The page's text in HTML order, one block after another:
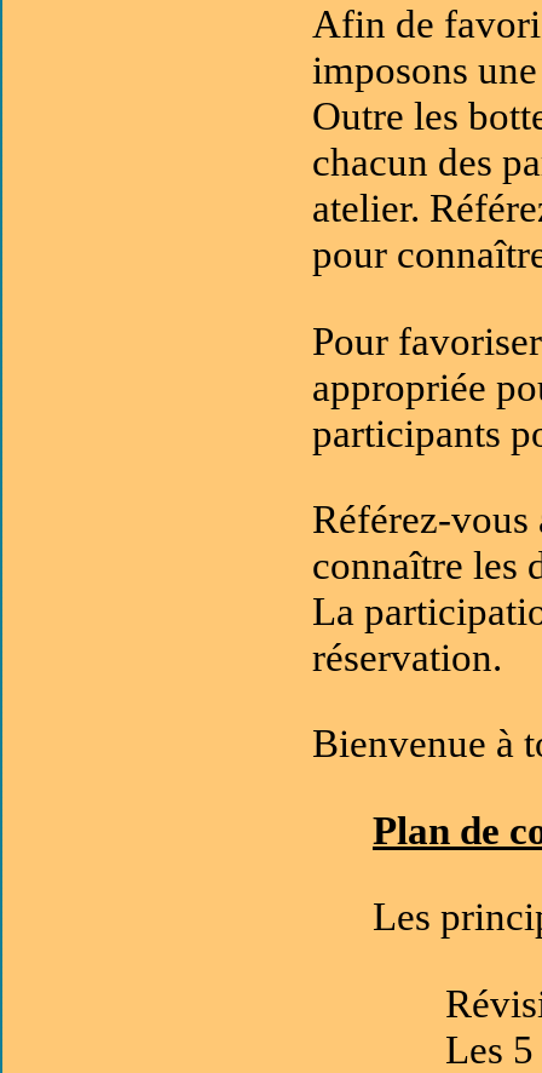
Afin de
imposons
Outre les
chacun des
atelier.
pour
Pour
appropriée
participants
Référez-
connaître les
La
réservation.
Bienvenue à
Plan de
Les
Les